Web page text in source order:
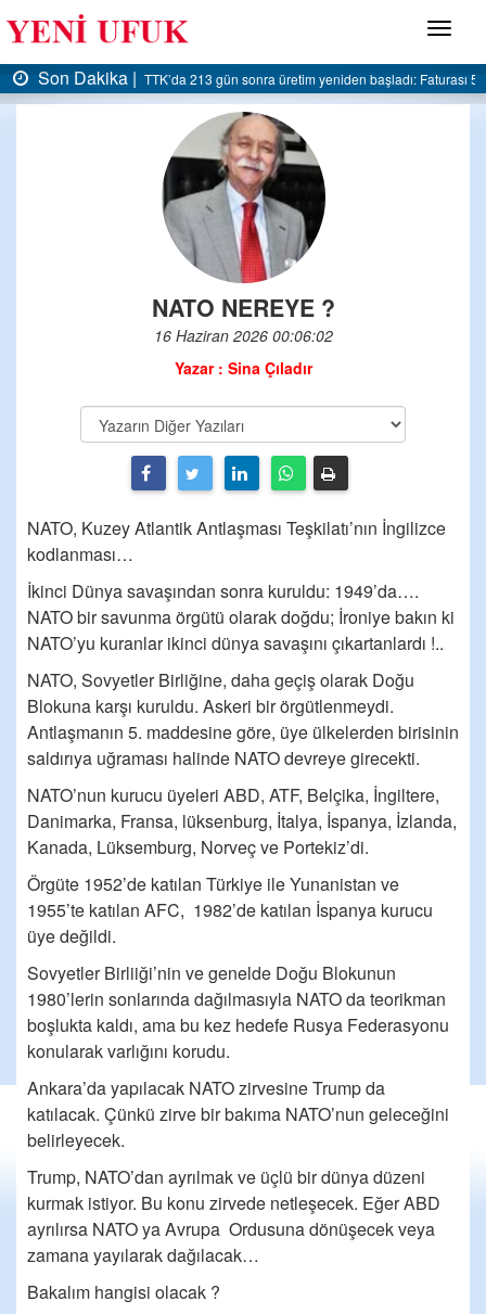
Menü
|TTK’da 213 gün sonra üretim yeniden başladı: Faturası 5 milyar liraya
Son
NATO NEREYE ?
16 Haziran 2026 00:06:02
Yazar : Sina Çıladır
NATO, Kuzey Atlantik Antlaşması Teşkilatı’nın İngilizce
kodlanması…
İkinci Dünya savaşından sonra kuruldu: 1949’da….
NATO bir savunma örgütü olarak doğdu; İroniye bakın ki
NATO’yu kuranlar ikinci dünya savaşını çıkartanlardı !..
NATO, Sovyetler Birliğine, daha geçiş olarak Doğu
Blokuna karşı kuruldu. Askeri bir örgütlenmeydi.
Antlaşmanın 5. maddesine göre, üye ülkelerden birisinin
saldırıya uğraması halinde NATO devreye girecekti.
NATO’nun kurucu üyeleri ABD, ATF, Belçika, İngiltere,
Danimarka, Fransa, lüksenburg, İtalya, İspanya, İzlanda,
Kanada, Lüksemburg, Norveç ve Portekiz’di.
Örgüte 1952’de katılan Türkiye ile Yunanistan ve
1955’te katılan AFC, 1982’de katılan İspanya kurucu
üye değildi.
Sovyetler Birliiği’nin ve genelde Doğu Blokunun
1980’lerin sonlarında dağılmasıyla NATO da teorikman
boşlukta kaldı, ama bu kez hedefe Rusya Federasyonu
konularak varlığını korudu.
Ankara’da yapılacak NATO zirvesine Trump da
katılacak. Çünkü zirve bir bakıma NATO’nun geleceğini
belirleyecek.
Trump, NATO’dan ayrılmak ve üçlü bir dünya düzeni
kurmak istiyor. Bu konu zirvede netleşecek. Eğer ABD
ayrılırsa NATO ya Avrupa Ordusuna dönüşecek veya
zamana yayılarak dağılacak…
Bakalım hangisi olacak ?